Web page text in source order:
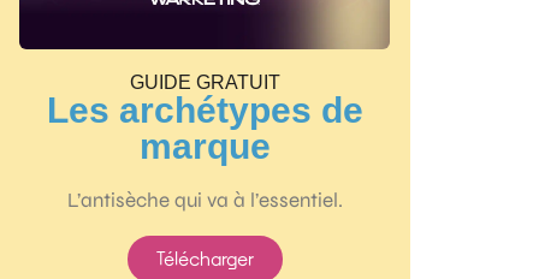
GUIDE GRATUIT
Les archétypes de
marque
L’antisèche qui va à l’essentiel.
Télécharger